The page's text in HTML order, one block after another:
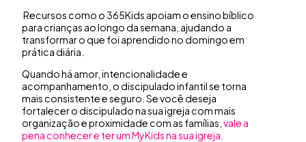
Recursos como o 365Kids apoiam o ensino bíblico
para crianças ao longo da semana, ajudando a
transformar o que foi aprendido no domingo em
prática diária.
Quando há amor, intencionalidade e
acompanhamento, o discipulado infantil se torna
mais consistente e seguro. Se você deseja
fortalecer o discipulado na sua igreja com mais
organização e proximidade com as famílias, vale a
pena conhecer e ter um MyKids na sua igreja.